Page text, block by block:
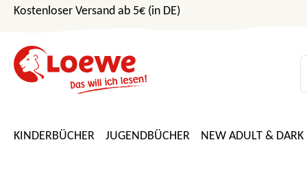
Hauptinhalt springen
Zur Suche springen
Zur Hauptnavigation springen
Kostenloser Versand ab 5€ (in DE)
KINDERBÜCHER JUGENDBÜCHER NEW ADULT & DARK